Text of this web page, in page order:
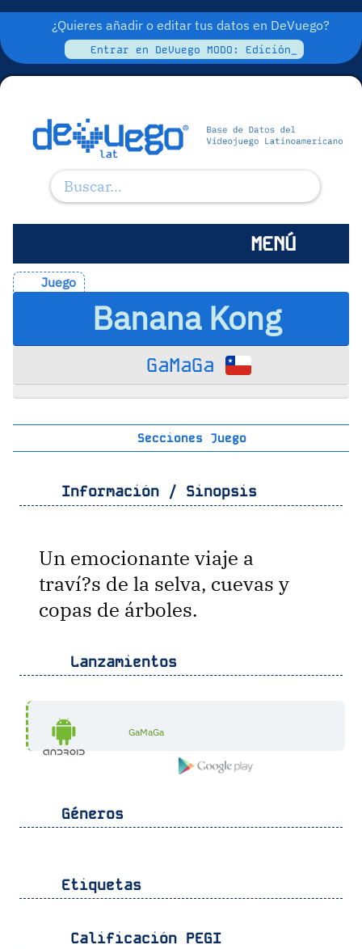
¿Quieres añadir o editar tus datos en DeVuego?
Entrar en DeVuego MODO: Edición_
MENÚ
Juego
Banana Kong
GaMaGa
Secciones Juego
Información / Sinopsis
Un emocionante viaje a
traví?s de la selva, cuevas y
copas de árboles.
Lanzamientos
GaMaGa
Géneros
Etiquetas
Calificación PEGI